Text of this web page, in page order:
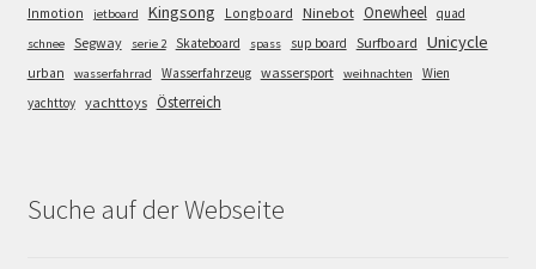
Inmotion jetboard Kingsong Longboard Ninebot Onewheel quad
schnee Segway serie 2 Skateboard spass sup board Surfboard Unicycle
urban wasserfahrrad Wasserfahrzeug wassersport weihnachten
Wien
yachttoy yachttoys Österreich
Suche auf der Webseite